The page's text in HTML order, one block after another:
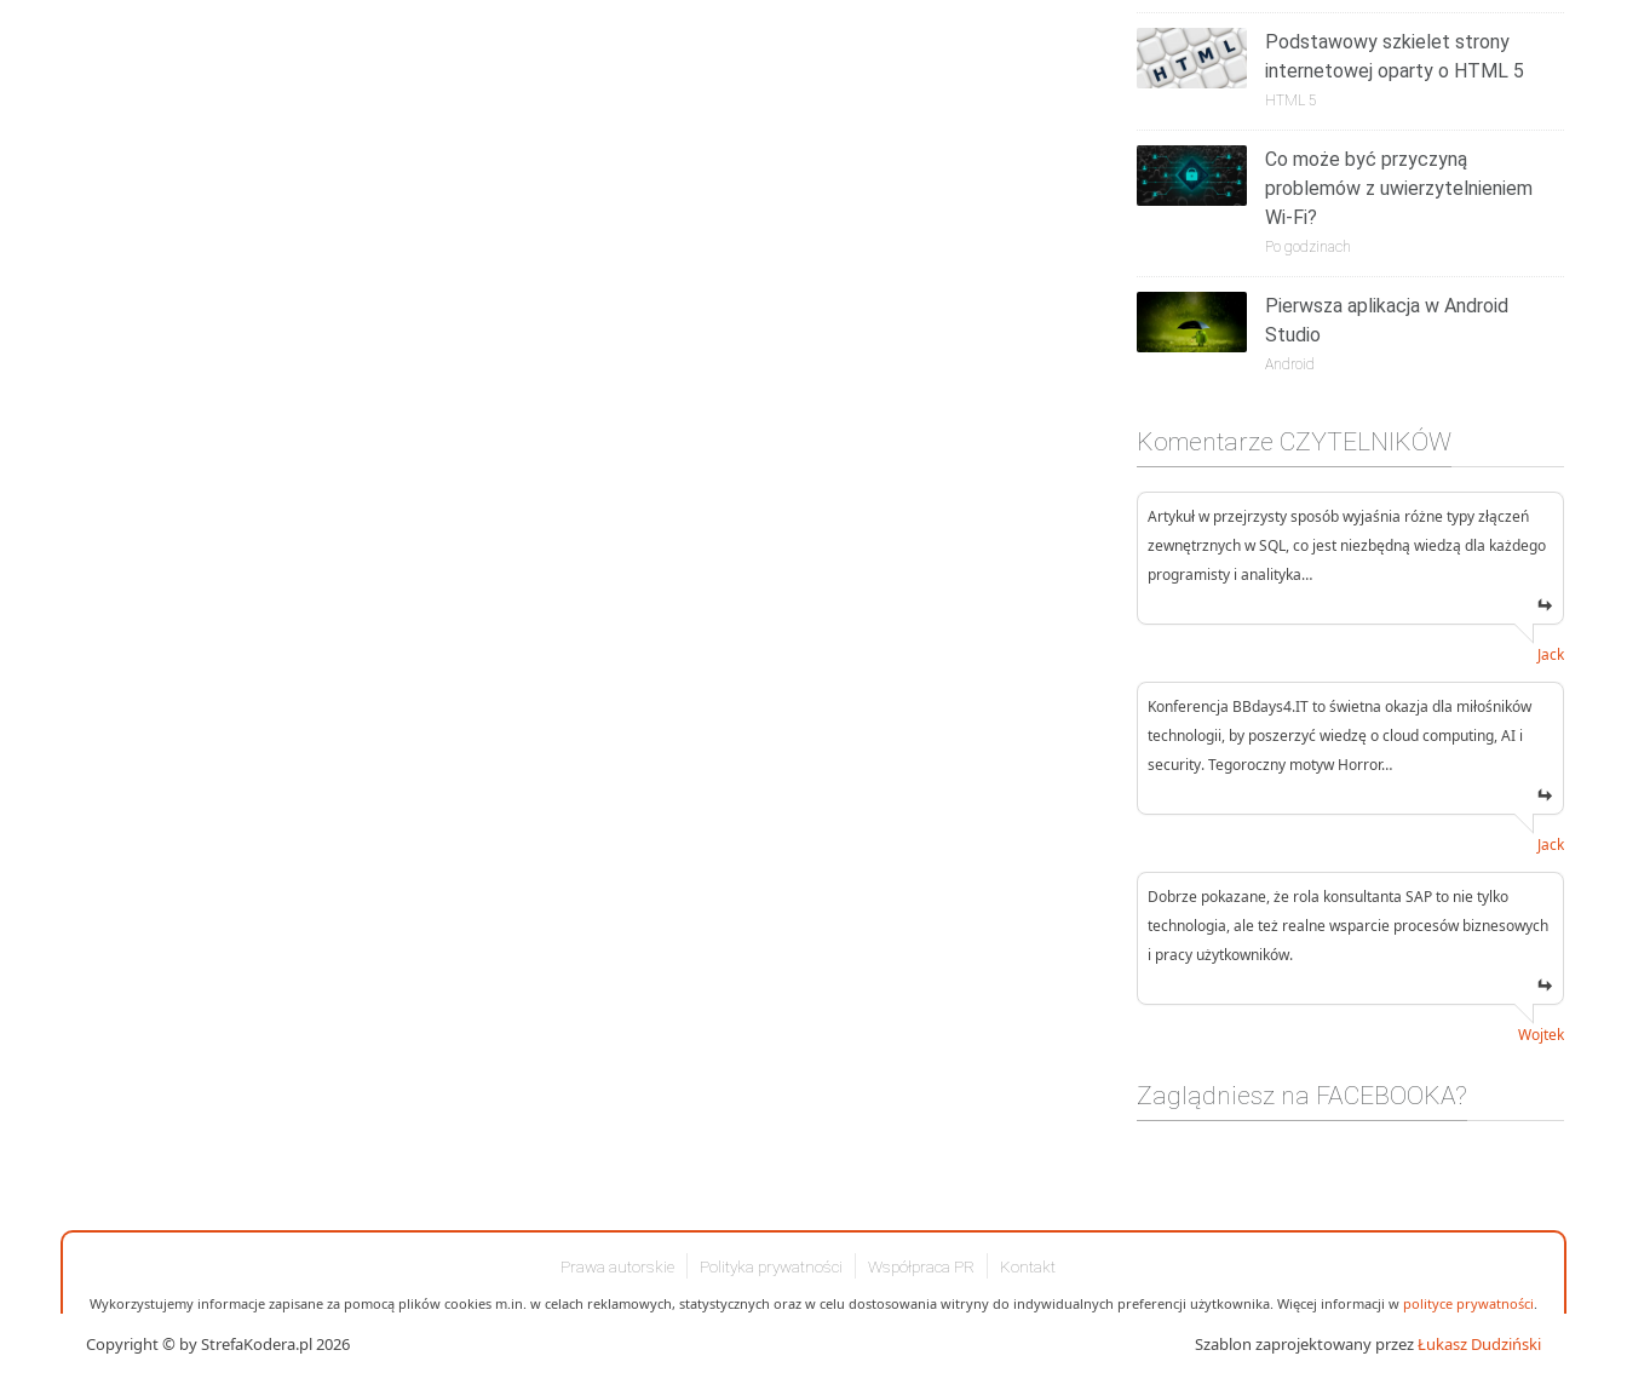
Podstawowy szkielet strony
internetowej oparty o HTML 5
HTML 5
Co może być przyczyną
problemów z uwierzytelnieniem
Wi-Fi?
Po godzinach
Pierwsza aplikacja w Android
Studio
Android
Komentarze CZYTELNIKÓW
Artykuł w przejrzysty sposób wyjaśnia różne typy złączeń
zewnętrznych w SQL, co jest niezbędną wiedzą dla każdego
programisty i analityka…
Jack
Konferencja BBdays4.IT to świetna okazja dla miłośników
technologii, by poszerzyć wiedzę o cloud computing, AI i
security. Tegoroczny motyw Horror…
Jack
Dobrze pokazane, że rola konsultanta SAP to nie tylko
technologia, ale też realne wsparcie procesów biznesowych
i pracy użytkowników.
Wojtek
Zaglądniesz na FACEBOOKA?
Prawa autorskie Polityka prywatności Współpraca PR Kontakt
Wykorzystujemy informacje zapisane za pomocą plików cookies m.in. w celach reklamowych, statystycznych oraz w celu dostosowania witryny do indywidualnych preferencji użytkownika. Więcej informacji w polityce prywatności
Copyright © by StrefaKodera.pl 2026 Szablon zaprojektowany przezŁukasz Dudziński